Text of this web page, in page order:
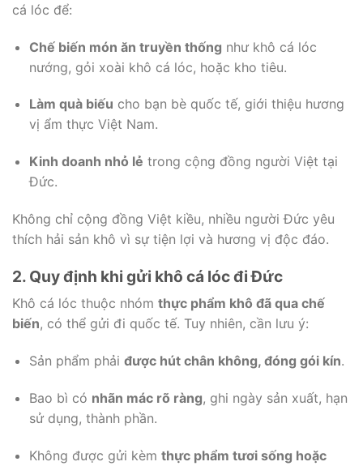
cá lóc để:
Chế biến món ăn truyền thống như khô cá lóc
nướng, gỏi xoài khô cá lóc, hoặc kho tiêu.
Làm quà biếu cho bạn bè quốc tế, giới thiệu hương
vị ẩm thực Việt Nam.
Kinh doanh nhỏ lẻ trong cộng đồng người Việt tại
Đức.
Không chỉ cộng đồng Việt kiều, nhiều người Đức yêu
thích hải sản khô vì sự tiện lợi và hương vị độc đáo.
2. Quy định khi gửi khô cá lóc đi Đức
Khô cá lóc thuộc nhóm thực phẩm khô đã qua chế
biến, có thể gửi đi quốc tế. Tuy nhiên, cần lưu ý:
Sản phẩm phải được hút chân không, đóng gói kín.
Bao bì có nhãn mác rõ ràng, ghi ngày sản xuất, hạn
sử dụng, thành phần.
Không được gửi kèm thực phẩm tươi sống hoặc